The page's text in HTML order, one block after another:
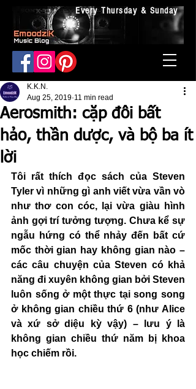
Every Thursday & Sunday
Aerosmith: cặp đôi bất
hảo, thần dược, và bộ ba ít
lời
K.K.N.
Aug 25, 2019 11 min read
Tôi rất thích đọc sách của Steven
Tyler vì những gì anh viết vừa vần vò
như thơ con cóc, lại vừa giàu hình
ảnh gợi trí tưởng tượng. Chưa kể sự
ngẫu hứng có thể nhảy đến bất cứ
mốc thời gian hay không gian nào –
các câu chuyện của Steven có khả
năng đi xuyên không gian bởi Steven
luôn sống ở một thực tại song song
ở không gian chiều thứ 6 (như Alice
và xứ sở diệu kỳ vậy) – lưu ý là
không gian chiều thứ năm bị khoa
học chiếm rồi.